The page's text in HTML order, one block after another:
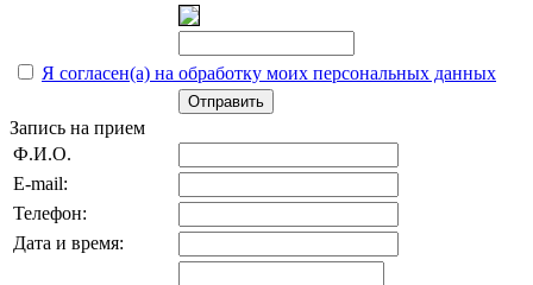
Я согласен(а) на обработку моих персональных данных
Отправить
Запись на прием
Ф.И.О.
E-mail:
Телефон:
Дата и время: